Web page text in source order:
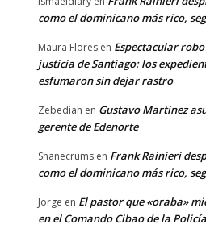
como el dominicano más rico,
Maura Flores en Espectacular
justicia de Santiago: los
esfumaron sin dejar rastro
Zebediah en Gustavo Martínez
gerente de Edenorte
Shanecrums en Frank Rainieri
como el dominicano más rico,
Jorge en El pastor que «oraba»
en el Comando Cibao de la Policía